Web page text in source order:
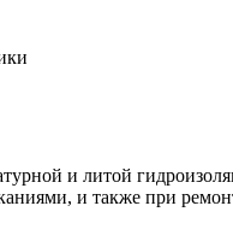
и литой
и также при